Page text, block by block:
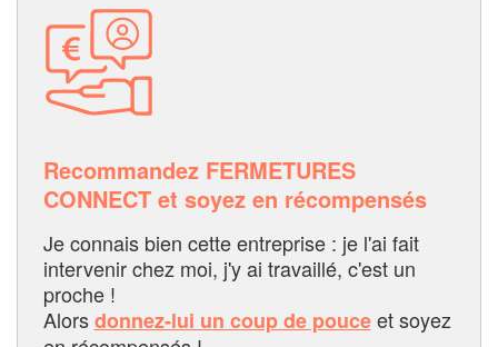
Recommandez FERMETURES
CONNECT et soyez en récompensés
Je connais bien cette entreprise : je l'ai fait
intervenir chez moi, j'y ai travaillé, c'est un
proche !
Alorsdonnez-lui un coup de pouceet soyez